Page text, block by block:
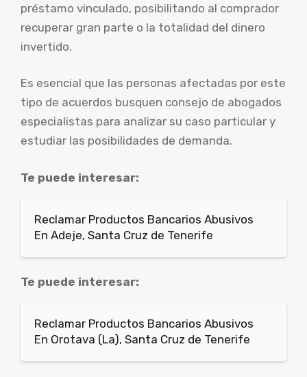
préstamo vinculado, posibilitando al comprador
recuperar gran parte o la totalidad del dinero
invertido.
Es esencial que las personas afectadas por este
tipo de acuerdos busquen consejo de abogados
especialistas para analizar su caso particular y
estudiar las posibilidades de demanda.
Te puede interesar:
Reclamar Productos Bancarios Abusivos
En Adeje, Santa Cruz de Tenerife
Te puede interesar:
Reclamar Productos Bancarios Abusivos
En Orotava (La), Santa Cruz de Tenerife